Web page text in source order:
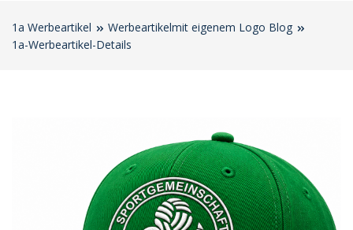
1a Werbeartikel
Werbeartikelmit eigenem Logo Blog
1a-Werbeartikel-Details